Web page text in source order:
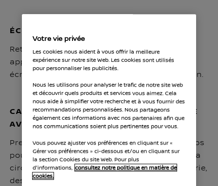
ÉCRAN DE 10,1 POUCES
Retrouvez tous vos réglages de conduite et
applications indispensables sur un double
écran tactile de 10,1 pouces à haute résolution.
CALCULATEUR D’ITINÉRAIRE EMBARQUÉ
AVEC GOOGLE MAPS
Prenez la route sereinement avec Google Maps
pour planifier votre itinéraire en fonction de la
circulation en temps réel, du niveau de batterie,
des bornes de recharge disponibles et du
Votre vie privée
Les cookies nous aident à vous offrir la meilleure
expérience sur notre site Web. Les cookies sont utilisés
pour personnaliser les publicités.
Nous les utilisons pour analyser le trafic de notre site Web
et découvrir quels produits et services vous aimez. Cela
nous aide à simplifier votre recherche et à vous fournir des
recommandations personnalisées. Nous partageons
également ces informations avec nos partenaires afin que
nos communications soient plus pertinentes pour vous.
Vous pouvez ajuster vos préférences en cliquant sur «
Gérer vos préférences » ci-dessous et/ou en cliquant sur
la section Cookies du site Web. Pour plus
d'informations, consultez notre politique en matière de
cookies.